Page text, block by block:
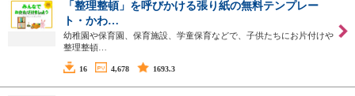
「整理整頓」を呼びかける張り紙の無料テンプレー
ト・かわ…
幼稚園や保育園、保育施設、学童保育などで、子供たちにお片付けや
整理整頓…
16 4,678 1693.3